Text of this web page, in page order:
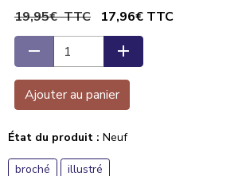
19,95€ TTC 17,96€ TTC
Ajouter au panier
État du produit : Neuf
broché illustré